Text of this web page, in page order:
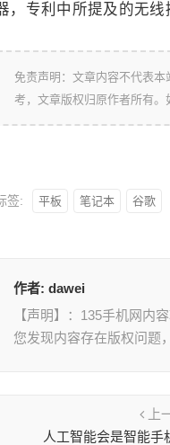
，专利中所提及的无线
免责声明：文章内容不代表
考，文章版权归原作者所有。
签: 平板 笔记本 谷歌
作者: dawei
【声明】：135手机网内
您发现内容存在版权问题
上
人工智能会是智能手